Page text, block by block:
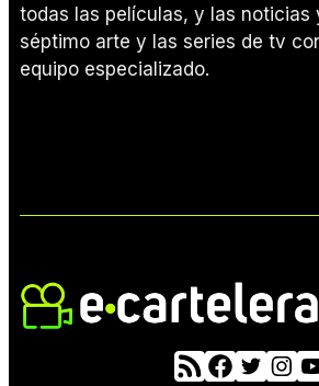
todas las películas, y las noticias
séptimo arte y las series de tv
equipo especializado.